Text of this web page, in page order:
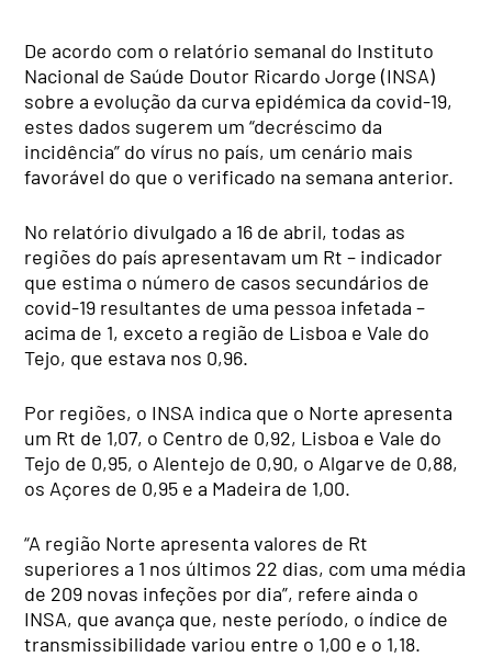
De acordo com o relatório semanal do Instituto
Nacional de Saúde Doutor Ricardo Jorge (INSA)
sobre a evolução da curva epidémica da covid-19,
estes dados sugerem um “decréscimo da
incidência” do vírus no país, um cenário mais
favorável do que o verificado na semana anterior.
No relatório divulgado a 16 de abril, todas as
regiões do país apresentavam um Rt – indicador
que estima o número de casos secundários de
covid-19 resultantes de uma pessoa infetada –
acima de 1, exceto a região de Lisboa e Vale do
Tejo, que estava nos 0,96.
Por regiões, o INSA indica que o Norte apresenta
um Rt de 1,07, o Centro de 0,92, Lisboa e Vale do
Tejo de 0,95, o Alentejo de 0,90, o Algarve de 0,88,
os Açores de 0,95 e a Madeira de 1,00.
“A região Norte apresenta valores de Rt
superiores a 1 nos últimos 22 dias, com uma média
de 209 novas infeções por dia”, refere ainda o
INSA, que avança que, neste período, o índice de
transmissibilidade variou entre o 1,00 e o 1,18.